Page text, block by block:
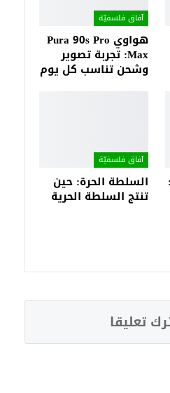
آفاق فلسفيّة‎
هواوي Pura 90s Pro
Max: تجربة تصوير
وشحن تناسب كل يوم
آفاق فلسفيّة‎
السلطة الحرة: حين
تنتج السلطة الحرية
تعليقا